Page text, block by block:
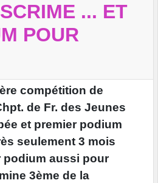
... ET
POUR
compétition de
de Fr. des Jeunes
et premier podium
seulement 3 mois
podium aussi pour
3ème de la